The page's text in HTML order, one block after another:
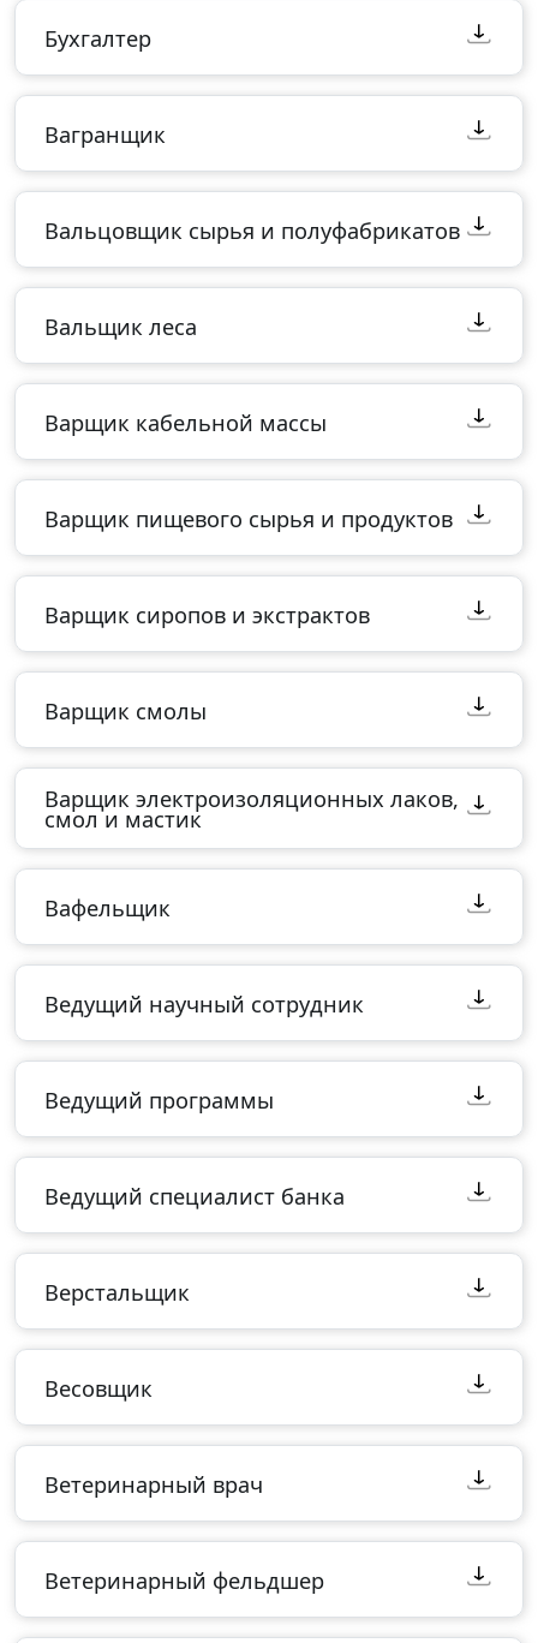
Бухгалтер
Вагранщик
Вальцовщик сырья и полуфабрикатов
Вальщик леса
Варщик кабельной массы
Варщик пищевого сырья и продуктов
Варщик сиропов и экстрактов
Варщик смолы
Варщик электроизоляционных лаков,
смол и мастик
Вафельщик
Ведущий научный сотрудник
Ведущий программы
Ведущий специалист банка
Верстальщик
Весовщик
Ветеринарный врач
Ветеринарный фельдшер